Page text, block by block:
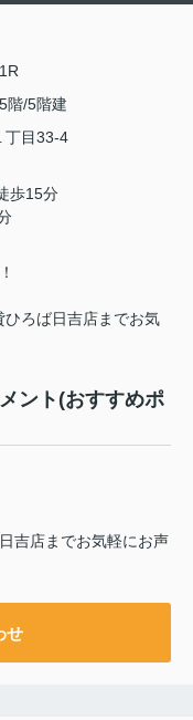
1R
5階/5階建
丁目33-4
歩15分
ろば日吉店までお気
ント(おすすめポ
吉店までお気軽にお声
せ